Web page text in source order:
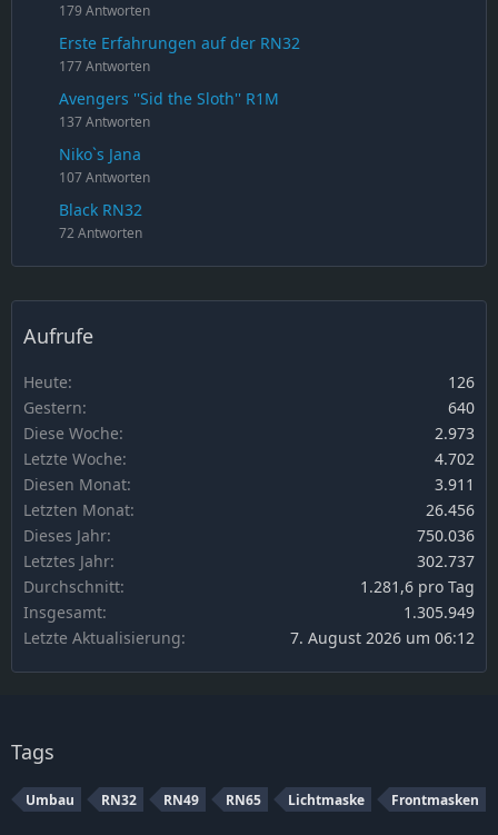
179 Antworten
Erste Erfahrungen auf der RN32
177 Antworten
Avengers ''Sid the Sloth'' R1M
137 Antworten
Niko`s Jana
107 Antworten
Black RN32
72 Antworten
Aufrufe
Heute
126
Gestern
640
Diese Woche
2.973
Letzte Woche
4.702
Diesen Monat
3.911
Letzten Monat
26.456
Dieses Jahr
750.036
Letztes Jahr
302.737
Durchschnitt
1.281,6 pro Tag
Insgesamt
1.305.949
Letzte Aktualisierung
7. August 2026 um 06:12
Tags
Umbau RN32 RN49 RN65 Lichtmaske Frontmasken